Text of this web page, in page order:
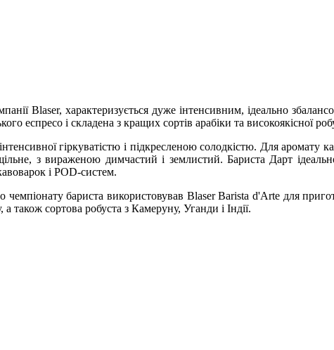
Blaser, характеризується дуже інтенсивним, ідеально
еспресо і складена з кращих сортів арабіки та високоякісної
гіркуватістю і підкресленою солодкістю. Для аромату
з вираженою димчастий і землистий. Бариста Дарт
і POD-систем.
бариста використовував Blaser Barista d'Arte для
а також сортова робуста з Камеруну, Уганди і Індії.